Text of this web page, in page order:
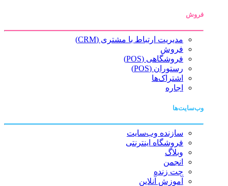
فروش
مدیریت ارتباط با مشتری (CRM)
فروش
فروشگاهی (POS)
رستوران (POS)
اشتراک‌ها
اجاره
وب‌سایت‌ها
سازنده وب‌سایت
فروشگاه اینترنتی
وبلاگ
انجمن
چت زنده
آموزش آنلاین